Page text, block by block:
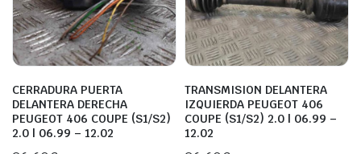
CERRADURA PUERTA
DELANTERA DERECHA
PEUGEOT 406 COUPE (S1/S2)
2.0 | 06.99 – 12.02
TRANSMISION DELANTERA
IZQUIERDA PEUGEOT 406
COUPE (S1/S2) 2.0 | 06.99 –
12.02